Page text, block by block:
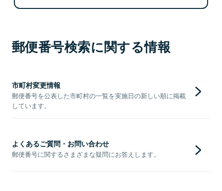
郵便番号検索に関する情報
市町村変更情報
郵便番号を公表した市町村の一覧を実施日の新しい順に掲載
しています。
よくあるご質問・お問い合わせ
郵便番号に関するさまざまな疑問にお答えします。